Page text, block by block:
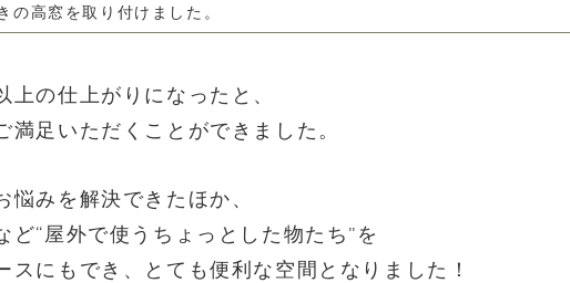
の高窓を取り付けました。
上の仕上がりになったと、
満足いただくことができました。
悩みを解決できたほか、
ど“屋外で使うちょっとした物たち”を
スにもでき、とても便利な空間となりました！